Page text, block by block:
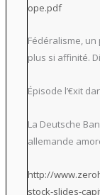
ope.pdf
Fédéralisme,
plus si affinité.
Épisode l’€xit
La Deutsche
allemande
http://
stock-slides-